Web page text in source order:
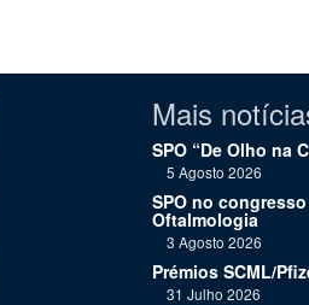
Mais
SPO “De Olho na
5 Agosto 2026
SPO no
Oftalmologia
3 Agosto 2026
Prémios SCML/
31 Julho 2026